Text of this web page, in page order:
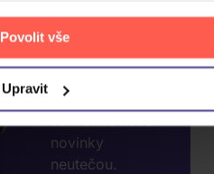
Povolit vše
Upravit
E-MAIL.
Přihlaste se k
newsletteru, ať
vám akce nebo
novinky
neutečou.